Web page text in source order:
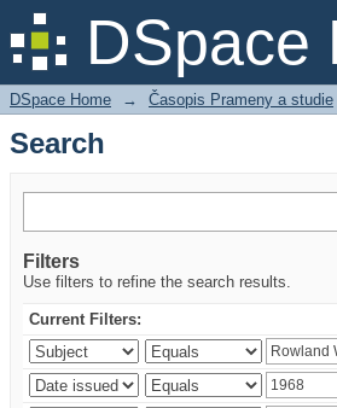
DSpace
Search
DSpace Home → Časopis Prameny a studie
Search
Filters
Use filters to refine the search results.
Current Filters: